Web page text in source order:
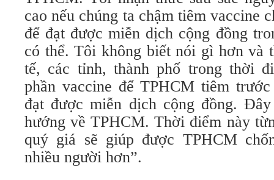
cao nếu chúng ta chậm tiêm vaccine
để đạt được miễn dịch cộng đồng
có thể. Tôi không biết nói gì hơn và
tế, các tỉnh, thành phố trong thời
phần vaccine để TPHCM tiêm
đạt được miễn dịch cộng đồng.
hướng về TPHCM. Thời điểm này
quý giá sẽ giúp được TPHCM
nhiều người hơn”.